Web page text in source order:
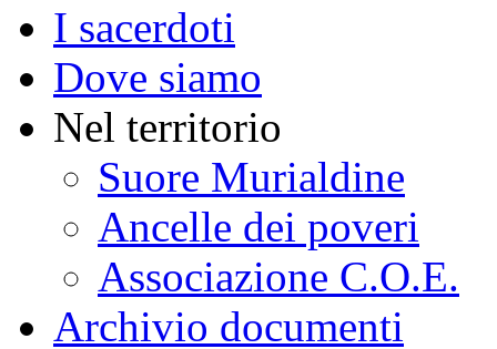
I sacerdoti
Dove siamo
Nel territorio
Suore Murialdine
Ancelle dei poveri
Associazione C.O.E.
Archivio documenti